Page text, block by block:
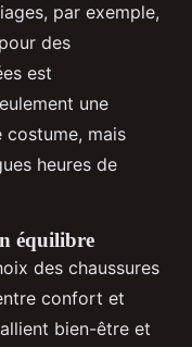
par exemple,
des
est
une
mais
heures de
équilibre
des chaussures
confort et
bien-être et